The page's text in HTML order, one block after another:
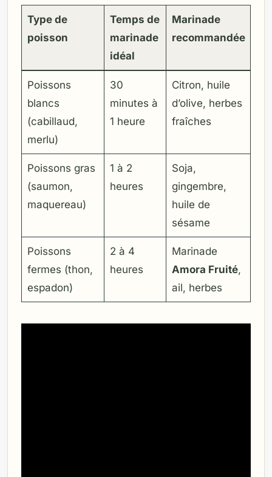
Type de
poisson
Temps de
marinade
idéal
Marinade
recommandée
Poissons
blancs
(cabillaud,
merlu)
30
minutes à
1 heure
Citron, huile
d’olive, herbes
fraîches
Poissons gras
(saumon,
maquereau)
1 à 2
heures
Soja,
gingembre,
huile de
sésame
Poissons
fermes (thon,
espadon)
2 à 4
heures
Marinade
Amora Fruité,
ail, herbes